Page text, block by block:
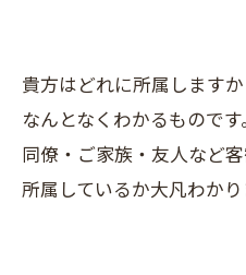
貴方はどれに所属します
なんとなくわかるものです。
同僚・ご家族・友人など
所属しているか大凡わかり